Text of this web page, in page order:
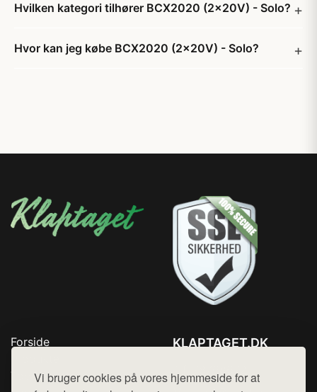
Vi bruger cookies på vores hjemmeside for at
Hvilken kategori tilhører BCX2020 (2x20V) - Solo?
Hvor kan jeg købe BCX2020 (2x20V) - Solo?
Forside
Top Rabatter
KLAPTAGET.DK